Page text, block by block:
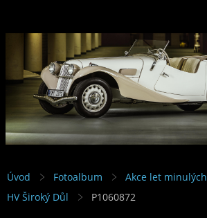
Úvod Fotoalbum Akce let minulých
HV Široký Důl
P1060872